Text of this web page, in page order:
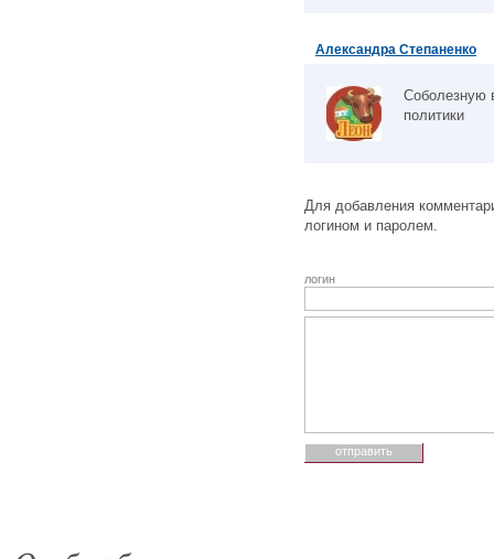
Александра Степаненко
Соболезную
политики
Для добавления
логином и паролем.
логин